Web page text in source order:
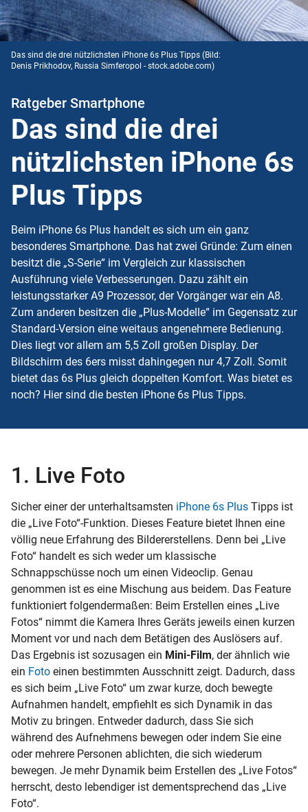
Das sind die drei nützlichsten iPhone 6s Plus Tipps (Bild:
Denis Prikhodov, Russia Simferopol - stock.adobe.com)
Ratgeber Smartphone
Das sind die drei
nützlichsten iPhone 6s
Plus Tipps
Beim iPhone 6s Plus handelt es sich um ein ganz
besonderes Smartphone. Das hat zwei Gründe: Zum einen
besitzt die „S-Serie“ im Vergleich zur klassischen
Ausführung viele Verbesserungen. Dazu zählt ein
leistungsstarker A9 Prozessor, der Vorgänger war ein A8.
Zum anderen besitzen die „Plus-Modelle“ im Gegensatz zur
Standard-Version eine weitaus angenehmere Bedienung.
Dies liegt vor allem am 5,5 Zoll großen Display. Der
Bildschirm des 6ers misst dahingegen nur 4,7 Zoll. Somit
bietet das 6s Plus gleich doppelten Komfort. Was bietet es
noch? Hier sind die besten iPhone 6s Plus Tipps.
1. Live Foto
Sicher einer der unterhaltsamsten iPhone 6s Plus Tipps ist
die „Live Foto“-Funktion. Dieses Feature bietet Ihnen eine
völlig neue Erfahrung des Bildererstellens. Denn bei „Live
Foto“ handelt es sich weder um klassische
Schnappschüsse noch um einen Videoclip. Genau
genommen ist es eine Mischung aus beidem. Das Feature
funktioniert folgendermaßen: Beim Erstellen eines „Live
Fotos“ nimmt die Kamera Ihres Geräts jeweils einen kurzen
Moment vor und nach dem Betätigen des Auslösers auf.
Das Ergebnis ist sozusagen ein Mini-Film, der ähnlich wie
ein Foto einen bestimmten Ausschnitt zeigt. Dadurch, dass
es sich beim „Live Foto“ um zwar kurze, doch bewegte
Aufnahmen handelt, empfiehlt es sich Dynamik in das
Motiv zu bringen. Entweder dadurch, dass Sie sich
während des Aufnehmens bewegen oder indem Sie eine
oder mehrere Personen ablichten, die sich wiederum
bewegen. Je mehr Dynamik beim Erstellen des „Live Fotos“
herrscht, desto lebendiger ist dementsprechend das „Live
Foto“.